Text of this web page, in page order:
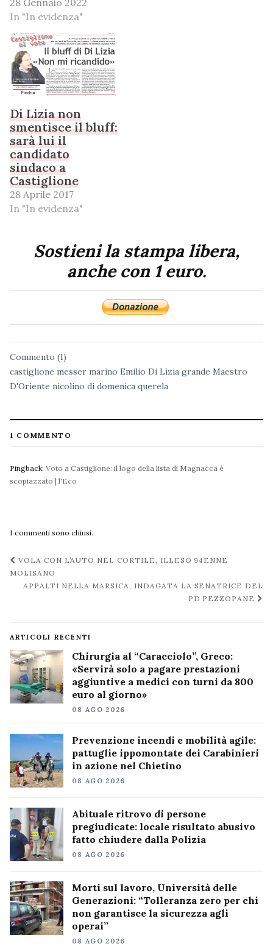
28 Gennaio 2022
In "In evidenza"
Di Lizia non
smentisce il bluff:
sarà lui il
candidato
sindaco a
Castiglione
28 Aprile 2017
In "In evidenza"
Sostieni la stampa libera,
anche con 1 euro.
Commento (1)
castiglione messer marino Emilio Di Lizia grande Maestro
D'Oriente nicolino di domenica querela
1 COMMENTO
Pingback: Voto a Castiglione: il logo della lista di Magnacca è
scopiazzato | l'Eco
I commenti sono chiusi.
Navigazione
post
VOLA CON L’AUTO NEL CORTILE, ILLESO 94ENNE
MOLISANO
APPALTI NELLA MARSICA, INDAGATA LA SENATRICE DEL
PD PEZZOPANE
ARTICOLI RECENTI
Chirurgia al “Caracciolo”, Greco:
«Servirà solo a pagare prestazioni
aggiuntive a medici con turni da 800
euro al giorno»
08 AGO 2026
Prevenzione incendi e mobilità agile:
pattuglie ippomontate dei Carabinieri
in azione nel Chietino
08 AGO 2026
Abituale ritrovo di persone
pregiudicate: locale risultato abusivo
fatto chiudere dalla Polizia
08 AGO 2026
Morti sul lavoro, Università delle
Generazioni: “Tolleranza zero per chi
non garantisce la sicurezza agli
operai”
08 AGO 2026